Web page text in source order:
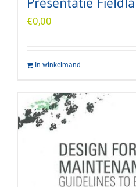
€0,00
In winkelmand